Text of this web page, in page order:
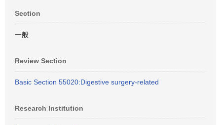
Section
一般
Review Section
Basic Section 55020:Digestive surgery-related
Research Institution